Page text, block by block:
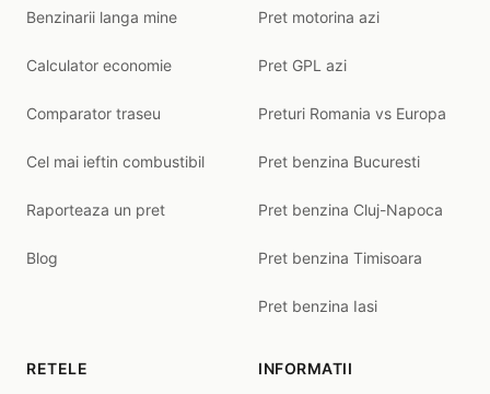
Benzinarii langa mine
Calculator economie
Comparator traseu
Cel mai ieftin combustibil
Raporteaza un pret
Blog
Pret motorina azi
Pret GPL azi
Preturi Romania vs Europa
Pret benzina Bucuresti
Pret benzina Cluj-Napoca
Pret benzina Timisoara
Pret benzina Iasi
RETELE INFORMATII